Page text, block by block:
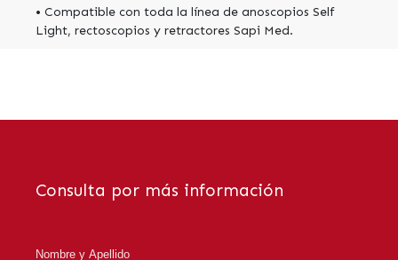
• Compatible con toda la línea de anoscopios Self
Light, rectoscopios y retractores Sapi Med.
Consulta por más información